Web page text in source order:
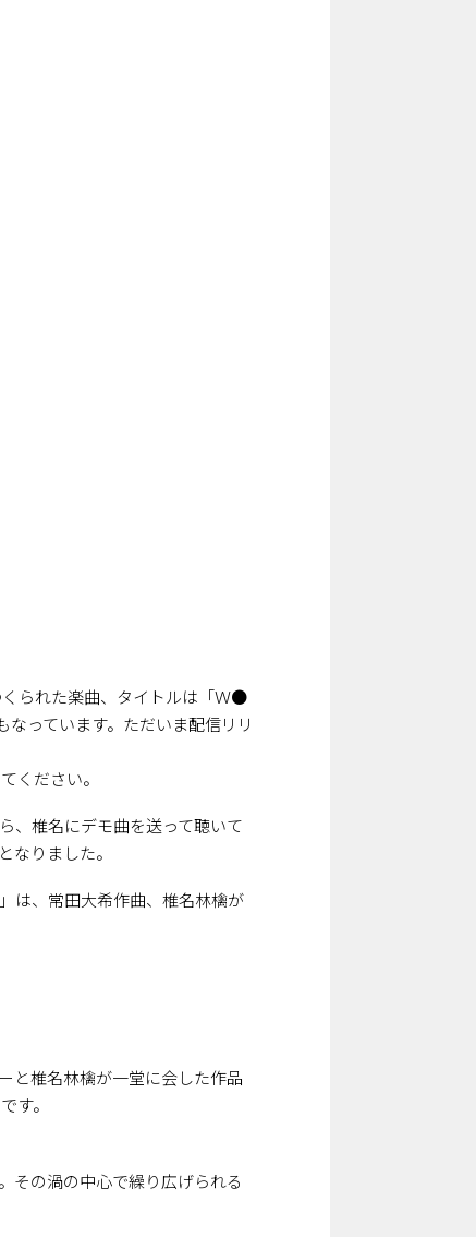
られた楽曲、タイトルは「Ｗ●
っています。ただいま配信リリ
ください。
、椎名にデモ曲を送って聴いて
りました。
は、常田大希作曲、椎名林檎が
と椎名林檎が一堂に会した作品
す。
その渦の中心で繰り広げられる